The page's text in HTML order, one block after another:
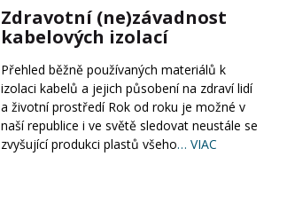
Zdravotní (ne)závadnost
kabelových izolací
Přehled běžně používaných materiálů k
izolaci kabelů a jejich působení na zdraví lidí
a životní prostředí Rok od roku je možné v
naší republice i ve světě sledovat neustále se
zvyšující produkci plastů všeho… VIAC